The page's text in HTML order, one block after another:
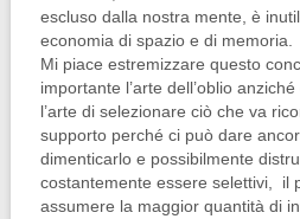
escluso dalla nostra mente, è
economia di spazio e di memoria.
Mi piace estremizzare questo
importante l’arte dell’oblio
l’arte di selezionare ciò che va
supporto perché ci può dare
dimenticarlo e possibilmente
costantemente essere selettivi, il
assumere la maggior quantità di